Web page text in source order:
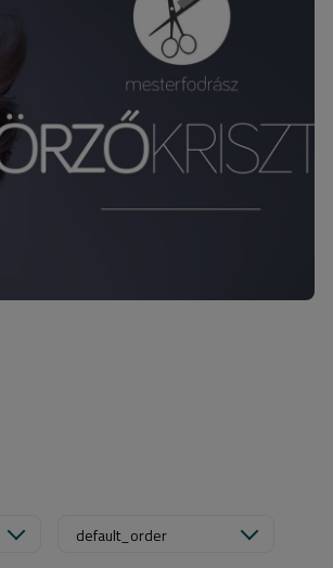
default_order